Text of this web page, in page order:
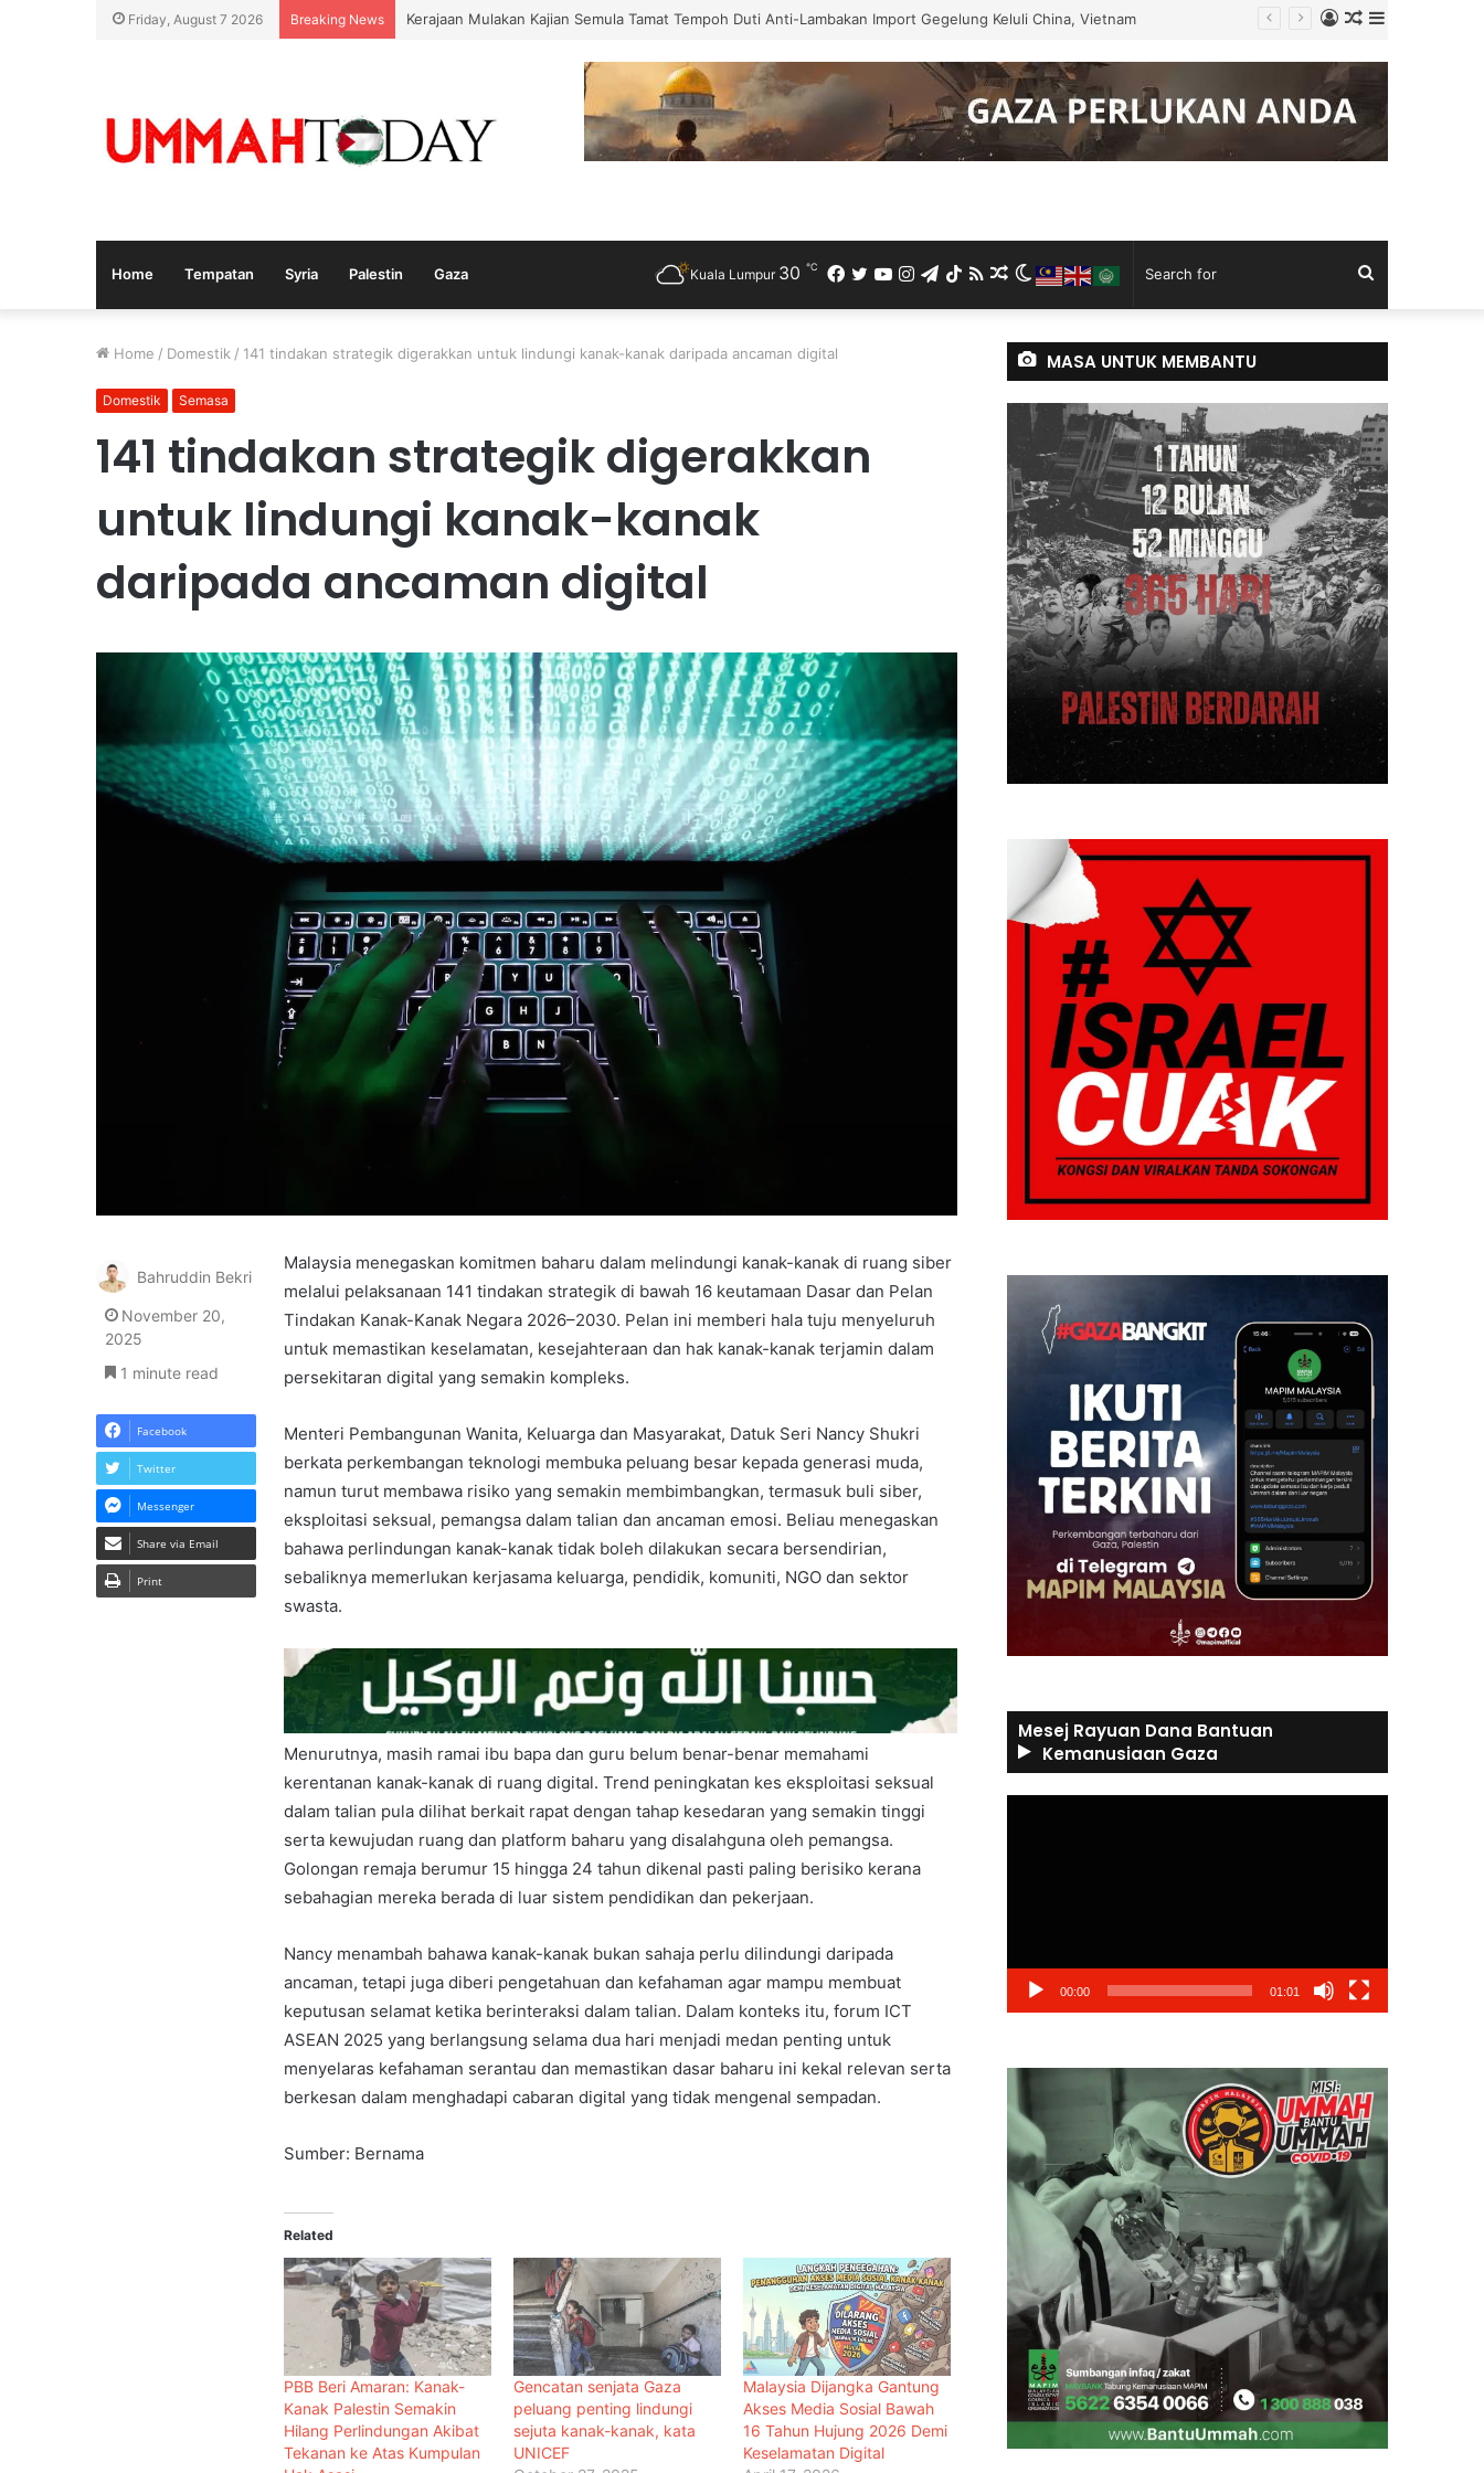
Friday, August 7 2026 Breaking News Kerajaan Mulakan Kajian Semula Tamat Tempoh Duti Anti-Lambakan Import Gegelung Keluli China, Vietnam
Random
Article
Log
In
Home Tempatan Syria Palestin Gaza
for
Switch
skin
Random
Article
RSS
TikTok
Telegram
Instagram
YouTube
Twitter
Facebook
Kuala Lumpur 30 ℃
Home / Domestik / 141 tindakan strategik digerakkan untuk lindungi kanak-kanak daripada ancaman digital
Domestik Semasa
141 tindakan strategik digerakkan
untuk lindungi kanak-kanak
daripada ancaman digital
Malaysia menegaskan komitmen baharu dalam melindungi kanak-kanak di ruang siber
melalui pelaksanaan 141 tindakan strategik di bawah 16 keutamaan Dasar dan Pelan
Tindakan Kanak-Kanak Negara 2026–2030. Pelan ini memberi hala tuju menyeluruh
untuk memastikan keselamatan, kesejahteraan dan hak kanak-kanak terjamin dalam
persekitaran digital yang semakin kompleks.
Menteri Pembangunan Wanita, Keluarga dan Masyarakat, Datuk Seri Nancy Shukri
berkata perkembangan teknologi membuka peluang besar kepada generasi muda,
namun turut membawa risiko yang semakin membimbangkan, termasuk buli siber,
eksploitasi seksual, pemangsa dalam talian dan ancaman emosi. Beliau menegaskan
bahawa perlindungan kanak-kanak tidak boleh dilakukan secara bersendirian,
sebaliknya memerlukan kerjasama keluarga, pendidik, komuniti, NGO dan sektor
swasta.
Menurutnya, masih ramai ibu bapa dan guru belum benar-benar memahami
kerentanan kanak-kanak di ruang digital. Trend peningkatan kes eksploitasi seksual
dalam talian pula dilihat berkait rapat dengan tahap kesedaran yang semakin tinggi
serta kewujudan ruang dan platform baharu yang disalahguna oleh pemangsa.
Golongan remaja berumur 15 hingga 24 tahun dikenal pasti paling berisiko kerana
sebahagian mereka berada di luar sistem pendidikan dan pekerjaan.
Nancy menambah bahawa kanak-kanak bukan sahaja perlu dilindungi daripada
ancaman, tetapi juga diberi pengetahuan dan kefahaman agar mampu membuat
keputusan selamat ketika berinteraksi dalam talian. Dalam konteks itu, forum ICT
ASEAN 2025 yang berlangsung selama dua hari menjadi medan penting untuk
menyelaras kefahaman serantau dan memastikan dasar baharu ini kekal relevan serta
berkesan dalam menghadapi cabaran digital yang tidak mengenal sempadan.
Sumber: Bernama
Related
PBB Beri Amaran: Kanak-
Kanak Palestin Semakin
Hilang Perlindungan Akibat
Tekanan ke Atas Kumpulan
Gencatan senjata Gaza
peluang penting lindungi
sejuta kanak-kanak, kata
UNICEF
Malaysia Dijangka Gantung
Akses Media Sosial Bawah
16 Tahun Hujung 2026 Demi
Keselamatan Digital
Bahruddin Bekri
November 20,
2025
1 minute read
Facebook
Twitter
Messenger
Share via Email
Print
MASA UNTUK MEMBANTU
Mesej Rayuan Dana Bantuan
Kemanusiaan Gaza
00:00 01:01